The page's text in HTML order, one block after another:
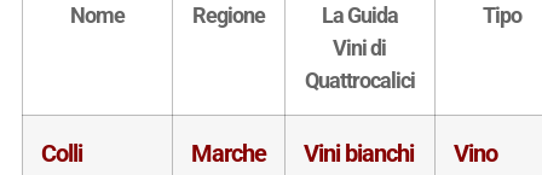
Nome Regione
La Guida
Vini di
Quattrocalici
Tipo
Colli
Marche
Vini bianchi
Vino